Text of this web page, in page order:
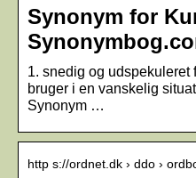
Synonym for
1. snedig og udspekuleret
bruger i en vanskelig
Synonym …
http s://ordnet.dk › ddo ›